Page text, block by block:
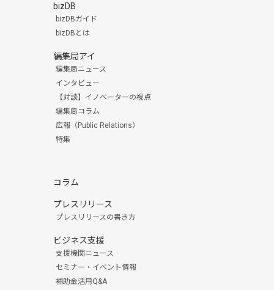
bizDB
bizDBガイド
bizDBとは
編集局アイ
編集局ニュース
インタビュー
【対談】イノベーターの視点
編集局コラム
広報（Public Relations）
特集
コラム
プレスリリース
プレスリリースの書き方
ビジネス支援
支援機関ニュース
セミナー・イベント情報
補助金活用Q&A